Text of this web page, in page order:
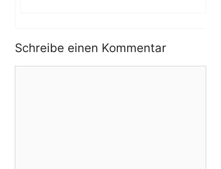
Schreibe einen Kommentar